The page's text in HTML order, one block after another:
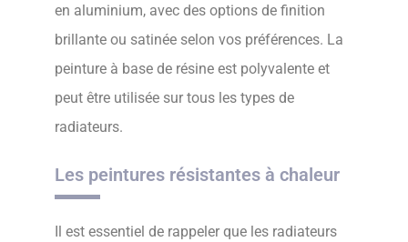
en aluminium, avec des options de finition
brillante ou satinée selon vos préférences. La
peinture à base de résine est polyvalente et
peut être utilisée sur tous les types de
radiateurs.
Les peintures résistantes à chaleur
Il est essentiel de rappeler que les radiateurs